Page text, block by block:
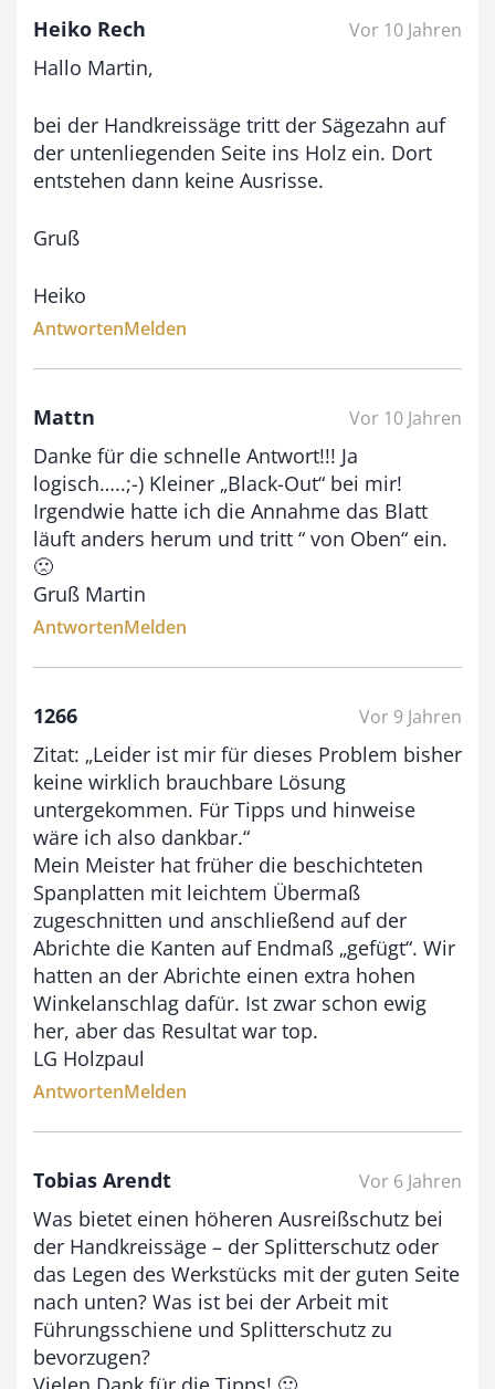
Heiko Rech Vor 10 Jahren
Hallo Martin,
bei der Handkreissäge tritt der Sägezahn auf
der untenliegenden Seite ins Holz ein. Dort
entstehen dann keine Ausrisse.
Gruß
Heiko
AntwortenMelden
Mattn Vor 10 Jahren
Danke für die schnelle Antwort!!! Ja
logisch…..;-) Kleiner „Black-Out“ bei mir!
Irgendwie hatte ich die Annahme das Blatt
läuft anders herum und tritt “ von Oben“ ein.
🙁
Gruß Martin
AntwortenMelden
1266 Vor 9 Jahren
Zitat: „Leider ist mir für dieses Problem bisher
keine wirklich brauchbare Lösung
untergekommen. Für Tipps und hinweise
wäre ich also dankbar.“
Mein Meister hat früher die beschichteten
Spanplatten mit leichtem Übermaß
zugeschnitten und anschließend auf der
Abrichte die Kanten auf Endmaß „gefügt“. Wir
hatten an der Abrichte einen extra hohen
Winkelanschlag dafür. Ist zwar schon ewig
her, aber das Resultat war top.
LG Holzpaul
AntwortenMelden
Tobias Arendt Vor 6 Jahren
Was bietet einen höheren Ausreißschutz bei
der Handkreissäge – der Splitterschutz oder
das Legen des Werkstücks mit der guten Seite
nach unten? Was ist bei der Arbeit mit
Führungsschiene und Splitterschutz zu
bevorzugen?